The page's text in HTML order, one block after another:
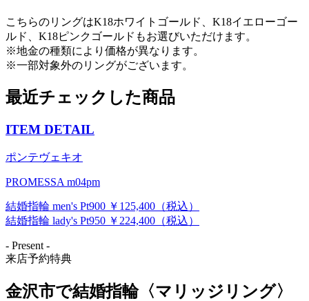
こちらのリングはK18ホワイトゴールド、K18イエローゴー
ルド、K18ピンクゴールドもお選びいただけます。
※地金の種類により価格が異なります。
※一部対象外のリングがございます。
最近チェックした商品
ITEM DETAIL
ポンテヴェキオ
PROMESSA m04pm
結婚指輪 men's Pt900 ￥125,400（税込）
結婚指輪 lady's Pt950 ￥224,400（税込）
- Present -
来店予約特典
金沢市で結婚指輪〈マリッジリング〉